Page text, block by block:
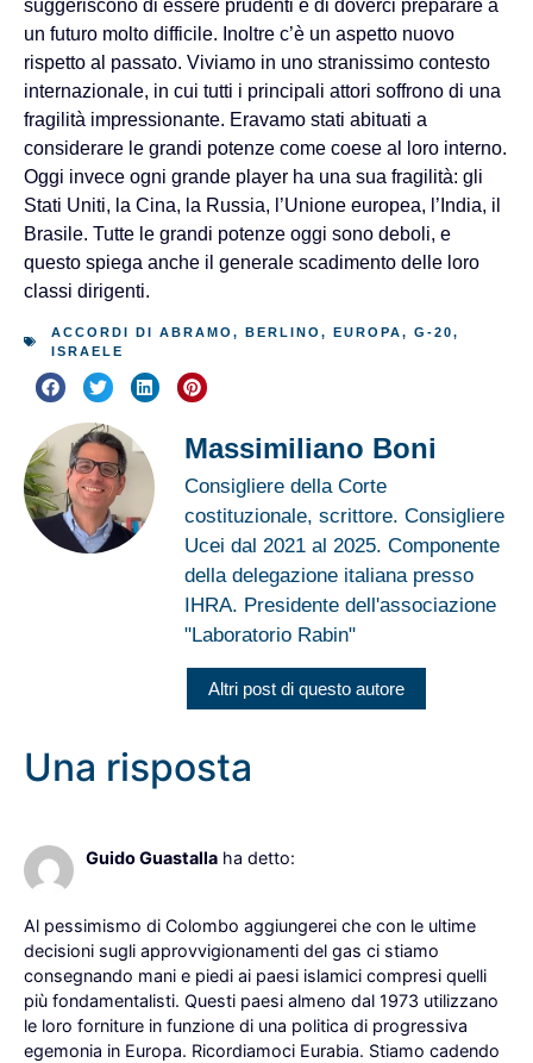
suggeriscono di essere prudenti e di doverci preparare a
un futuro molto difficile. Inoltre c’è un aspetto nuovo
rispetto al passato. Viviamo in uno stranissimo contesto
internazionale, in cui tutti i principali attori soffrono di una
fragilità impressionante. Eravamo stati abituati a
considerare le grandi potenze come coese al loro interno.
Oggi invece ogni grande player ha una sua fragilità: gli
Stati Uniti, la Cina, la Russia, l’Unione europea, l’India, il
Brasile. Tutte le grandi potenze oggi sono deboli, e
questo spiega anche il generale scadimento delle loro
classi dirigenti.
ACCORDI DI ABRAMO , BERLINO , EUROPA, G-20,
ISRAELE
Massimiliano Boni
Consigliere della Corte
costituzionale, scrittore. Consigliere
Ucei dal 2021 al 2025. Componente
della delegazione italiana presso
IHRA. Presidente dell'associazione
"Laboratorio Rabin"
Altri post di questo autore
Una risposta
Guido Guastalla ha detto:
Al pessimismo di Colombo aggiungerei che con le ultime
decisioni sugli approvvigionamenti del gas ci stiamo
consegnando mani e piedi ai paesi islamici compresi quelli
più fondamentalisti. Questi paesi almeno dal 1973 utilizzano
le loro forniture in funzione di una politica di progressiva
egemonia in Europa. Ricordiamoci Eurabia. Stiamo cadendo